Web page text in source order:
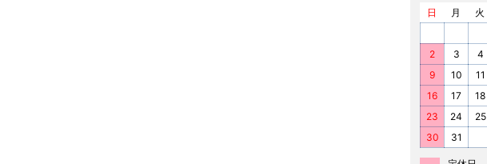
日
月 火
2
3 4
9
10 11
16
17 18
23
24 25
30
31